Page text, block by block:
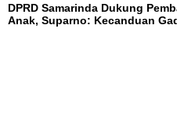
DPRD Samarinda Dukung
Anak, Suparno: Kecanduan